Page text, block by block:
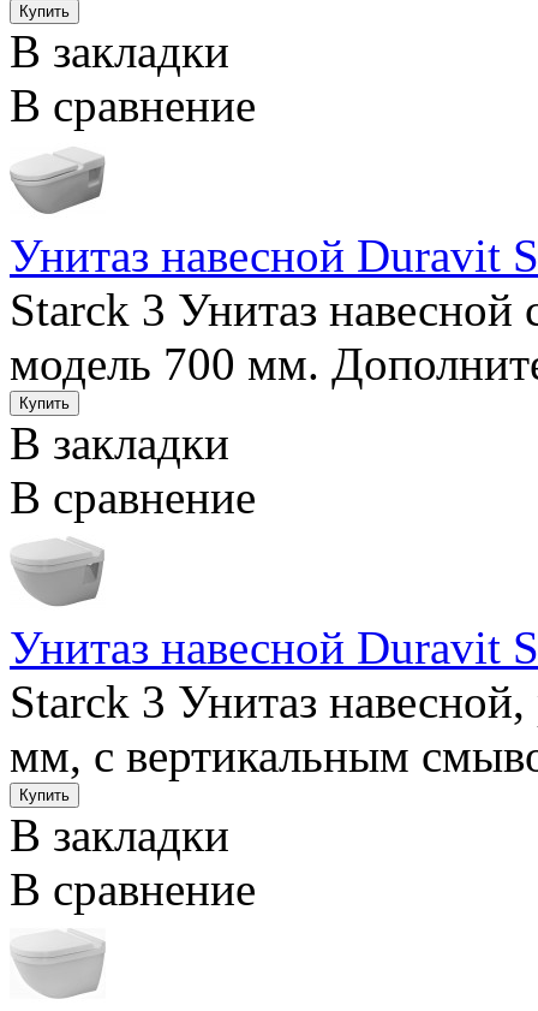
В закладки
В сравнение
Унитаз навесной Duravit
Starck 3 Унитаз
модель 700 мм.
В закладки
В сравнение
Унитаз навесной Duravit
Starck 3 Унитаз
мм, с вертикальным
В закладки
В сравнение